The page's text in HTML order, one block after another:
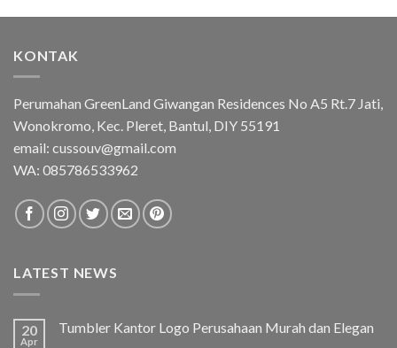
KONTAK
Perumahan GreenLand Giwangan Residences No A5 Rt.7 Jati,
Wonokromo, Kec. Pleret, Bantul, DIY 55191
email: cussouv@gmail.com
WA: 085786533962
LATEST NEWS
20
Apr
Tumbler Kantor Logo Perusahaan Murah dan Elegan